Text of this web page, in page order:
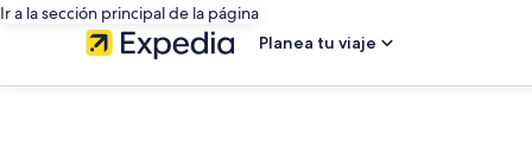
Ir a la sección principal de la página
Planea tu viaje